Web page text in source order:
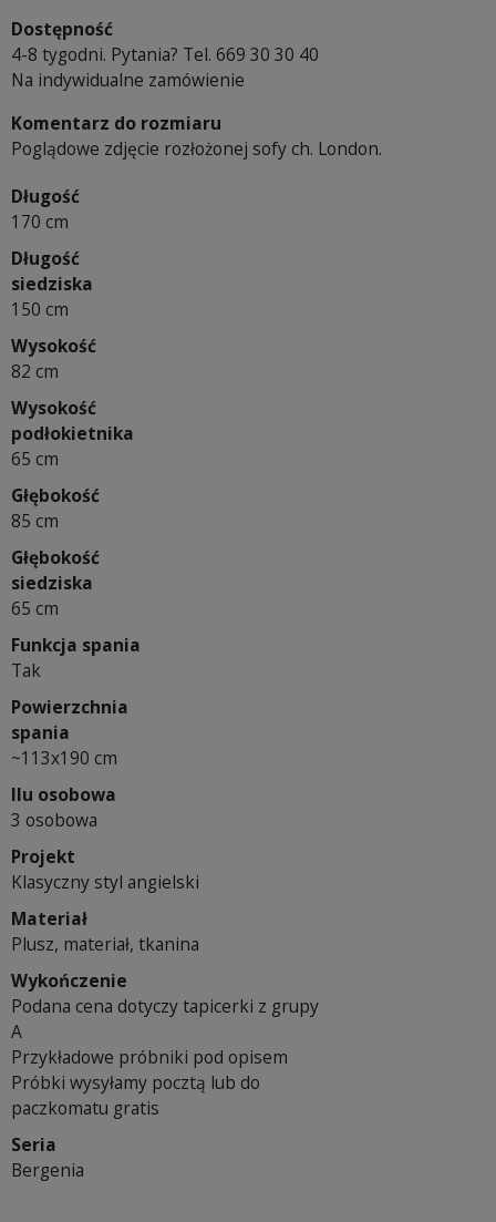
Dostępność
4-8 tygodni. Pytania? Tel. 669 30 30 40
Na indywidualne zamówienie
Komentarz do rozmiaru
Poglądowe zdjęcie rozłożonej sofy ch. London.
Długość
170 cm
Długość
siedziska
150 cm
Wysokość
82 cm
Wysokość
podłokietnika
65 cm
Głębokość
85 cm
Głębokość
siedziska
65 cm
Funkcja spania
Tak
Powierzchnia
spania
~113x190 cm
Ilu osobowa
3 osobowa
Projekt
Klasyczny styl angielski
Materiał
Plusz, materiał, tkanina
Wykończenie
Podana cena dotyczy tapicerki z grupy
A
Przykładowe próbniki pod opisem
Próbki wysyłamy pocztą lub do
paczkomatu gratis
Seria
Bergenia